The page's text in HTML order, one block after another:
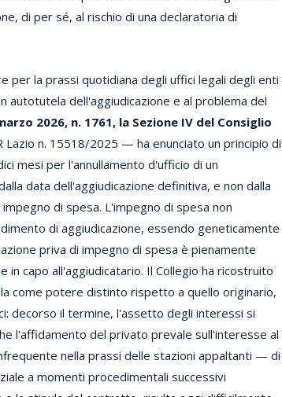
di per sé, al rischio di una declaratoria di
per la prassi quotidiana degli uffici legali degli enti
autotutela dell'aggiudicazione e al problema del
2026, n. 1761, la Sezione IV del Consiglio
n. 15518/2025 — ha enunciato un principio di
mesi per l'annullamento d'ufficio di un
data dell'aggiudicazione definitiva, e non dalla
di spesa. L'impegno di spesa non
di aggiudicazione, essendo geneticamente
priva di impegno di spesa è pienamente
capo all'aggiudicatario. Il Collegio ha ricostruito
come potere distinto rispetto a quello originario,
decorso il termine, l'assetto degli interessi si
l'affidamento del privato prevale sull'interesse al
nella prassi delle stazioni appaltanti — di
a momenti procedimentali successivi